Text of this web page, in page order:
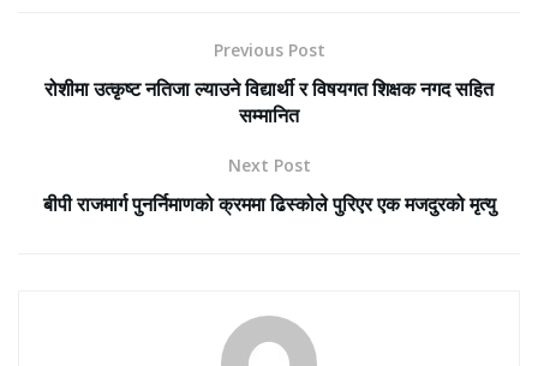
Previous Post
रोशीमा उत्कृष्ट नतिजा ल्याउने विद्यार्थी र विषयगत शिक्षक नगद सहित
सम्मानित
Next Post
बीपी राजमार्ग पुनर्निमाणको क्रममा ढिस्कोले पुरिएर एक मजदुरको मृत्यु